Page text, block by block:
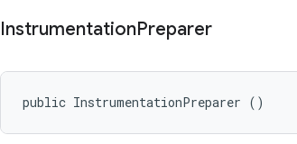
InstrumentationPreparer
public InstrumentationPreparer ()